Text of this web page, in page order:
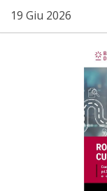
Startup
19 Giu 2026